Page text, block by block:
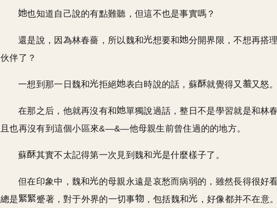
也知道自己說的有點難聽，但這不也是事實嗎？
還是說，因為林春薔，所以魏和 想要和
分開界限，不想再搭
伙伴了？
一想到那一日魏和 拒絕 表白時說的話，蘇 就覺得又 又怒
在那之后，他就再沒有和
單獨說過話，整日不是學習就是和林
且也再沒有到這個小區來&—&—他母親生前曾住過的的地方。
蘇 其實不太記得第一次見到魏和 是什麼樣子了。
但在印象中，魏和
的母親永遠是哀愁而病弱的，雖然長得很好
總是
蹙著，對于外界的一切事 ，包括魏和 ，好像都并不在意